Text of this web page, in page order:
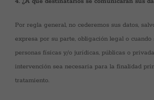
Por regla general, no cederemos sus datos,
expresa por su parte, obligación legal o cuando
personas físicas y/o jurídicas, públicas o
intervención sea necesaria para la finalidad
tratamiento.